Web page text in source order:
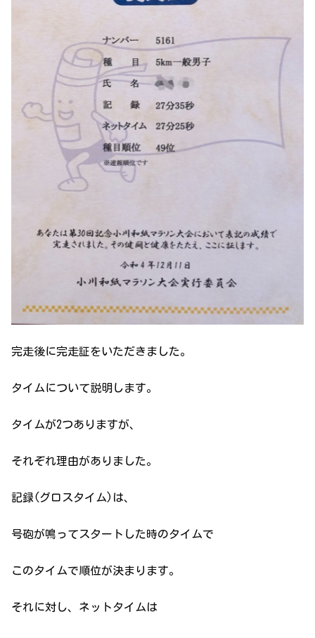
完走後に完走証をいただきました。
タイムについて説明します。
タイムが2つありますが、
それぞれ理由がありました。
記録(グロスタイム)は、
号砲が鳴ってスタートした時のタイムで
このタイムで順位が決まります。
それに対し、ネットタイムは